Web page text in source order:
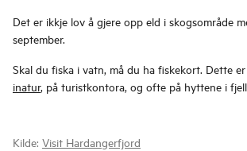
Det er ikkje lov å gjere opp eld i skogsområde
september.
Skal du fiska i vatn, må du ha fiskekort. Dette
inatur, på turistkontora, og ofte på hyttene i
Kilde: Visit Hardangerfjord